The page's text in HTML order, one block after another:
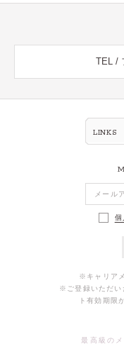
TEL /
LINKS
個
※キャリア
※ご登録いただい
ト有効期限
最高級の